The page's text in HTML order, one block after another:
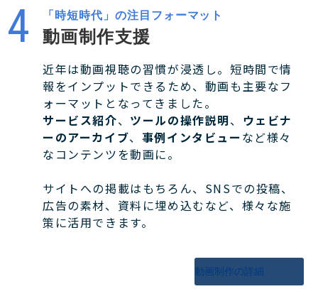
「時短時代」の注目フォーマット
動画制作支援
近年は動画視聴の習慣が浸透し。短時間で情
報をインプットできるため、動画も主要なフ
ォーマットとなってきました。
サービス紹介、 ツールの操作説明、 ウェビナ
ーのアーカイブ、 事例インタビュー など様々
なコンテンツを動画に。
サイトへの掲載はもちろん、SNSでの投稿、
広告の素材、資料に埋め込むなど、様々な施
策に活用できます。
動画制作の詳細